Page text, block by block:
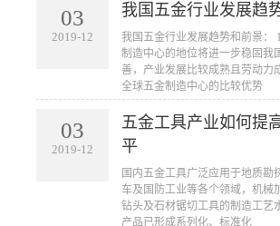
03
2019-12
我国五金行业发展趋
我国五金行业发展趋势和前景：
制造中心的地位将进一步稳固我
善，产业发展比较成熟且劳动力
全球五金制造中心的比较优势
03
2019-12
五金工具产业如何提
平
国内五金工具广泛应用于地质勘
车及国防工业等各个领域，机械
钻头及石材锯切工具的制造工艺
产品已形成系列化、标准化